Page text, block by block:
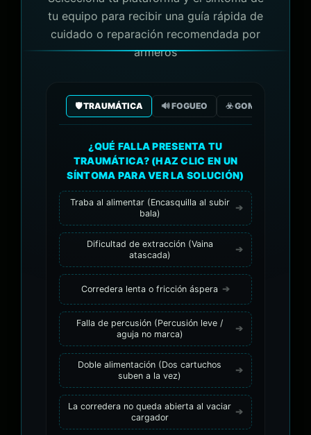
tu equipo para recibir una guía rápida de
cuidado o reparación recomendada por
armeros
🛡️ TRAUMÁTICA 🔊 FOGUEO ☣️ GOMA/GAS CO2
¿QUÉ FALLA PRESENTA TU
TRAUMÁTICA? (HAZ CLIC EN UN
SÍNTOMA PARA VER LA SOLUCIÓN)
Traba al alimentar (Encasquilla al subir
bala)
Dificultad de extracción (Vaina
atascada)
Corredera lenta o fricción áspera
Falla de percusión (Percusión leve /
aguja no marca)
Doble alimentación (Dos cartuchos
suben a la vez)
La corredera no queda abierta al vaciar
cargador